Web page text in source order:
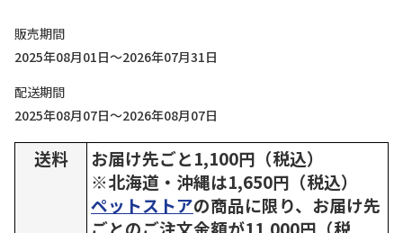
販売期間
2025年08月01日～2026年07月31日
配送期間
2025年08月07日～2026年08月07日
送料
お届け先ごと1,100円（税込）
※北海道・沖縄は1,650円（税込）
ペットストアの商品に限り、お届け先
ごとのご注文金額が11,000円（税